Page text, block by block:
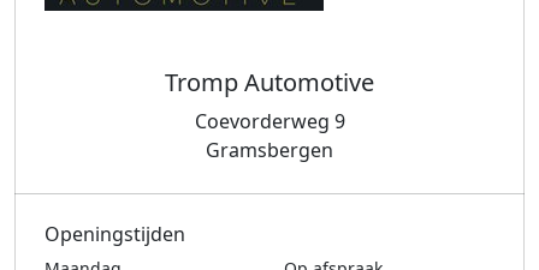
Tromp Automotive
Coevorderweg 9
Gramsbergen
Openingstijden